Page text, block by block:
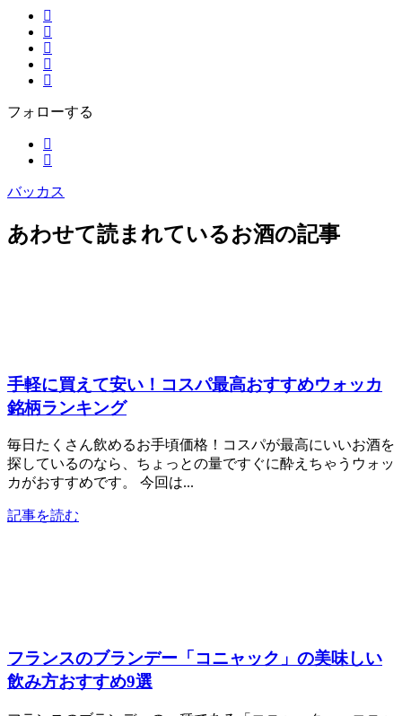
フォローする
バッカス
あわせて読まれているお酒の記事
手軽に買えて安い！コスパ最高おすすめウォッカ
銘柄ランキング
毎日たくさん飲めるお手頃価格！コスパが最高にいいお酒を
探しているのなら、ちょっとの量ですぐに酔えちゃうウォッ
カがおすすめです。 今回は...
記事を読む
フランスのブランデー「コニャック」の美味しい
飲み方おすすめ9選